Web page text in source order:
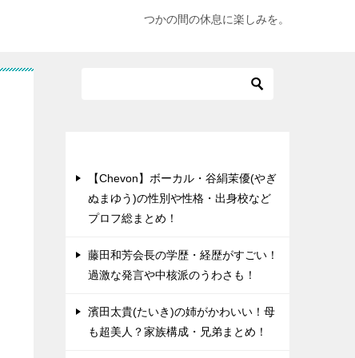
つかの間の休息に楽しみを。
【Chevon】ボーカル・谷絹茉優(やぎ
ぬまゆう)の性別や性格・出身校など
プロフ総まとめ！
藤田和芳会長の学歴・経歴がすごい！
過激な発言や中核派のうわさも！
濱田太貴(たいき)の姉がかわいい！母
も超美人？家族構成・兄弟まとめ！